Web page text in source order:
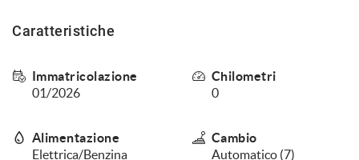
CONTATTI
Caratteristiche
Immatricolazione
01/2026
Chilometri
0
Alimentazione
Elettrica/Benzina
Cambio
Automatico (7)
seguito
ottenere
maggiori
e
sul